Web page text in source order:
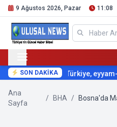
9 Ağustos 2026, Pazar 11:08
SON DAKİKA Türkiye,
Ana
Sayfa
/ BHA /